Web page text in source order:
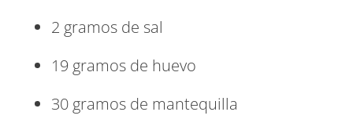
2 gramos de sal
19 gramos de huevo
30 gramos de mantequilla